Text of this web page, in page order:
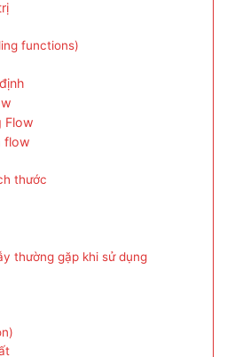
functions)
Flow
flow
thước
thường gặp khi sử dụng